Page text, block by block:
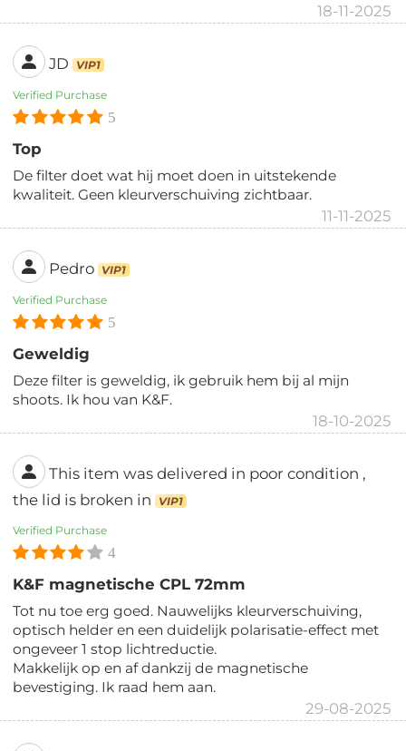
18-11-2025
JD VIP1
Verified Purchase
5
Top
De filter doet wat hij moet doen in uitstekende
kwaliteit. Geen kleurverschuiving zichtbaar.
11-11-2025
Pedro VIP1
Verified Purchase
5
Geweldig
Deze filter is geweldig, ik gebruik hem bij al mijn
shoots. Ik hou van K&F.
18-10-2025
This item was delivered in poor condition ,
the lid is broken in
VIP1
Verified Purchase
4
K&F magnetische CPL 72mm
Tot nu toe erg goed. Nauwelijks kleurverschuiving,
optisch helder en een duidelijk polarisatie-effect met
ongeveer 1 stop lichtreductie.
Makkelijk op en af dankzij de magnetische
bevestiging. Ik raad hem aan.
29-08-2025